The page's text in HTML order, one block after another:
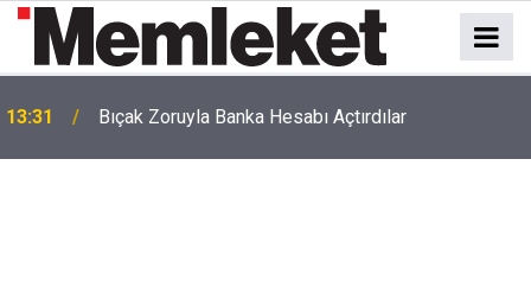
13:31 Bıçak Zoruyla Banka Hesabı Açtırdılar